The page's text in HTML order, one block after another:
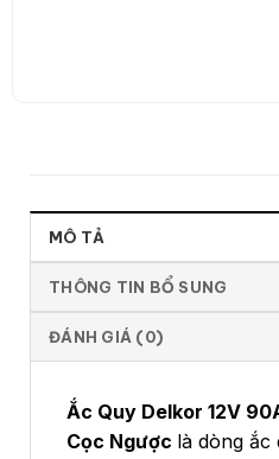
MÔ TẢ
THÔNG TIN BỔ SUNG
ĐÁNH GIÁ (0)
Ắc Quy Delkor 12V
Cọc Ngược là dòng ắc